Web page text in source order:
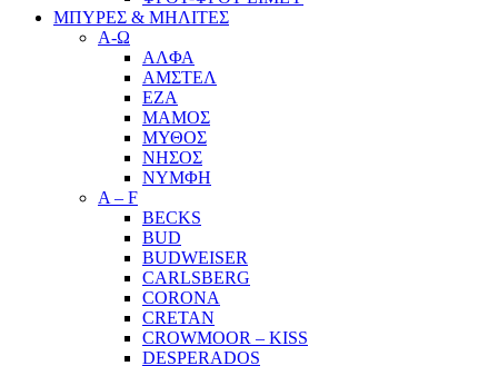
ΜΠΥΡΕΣ & ΜΗΛΙΤΕΣ
Α-Ω
ΑΛΦΑ
ΑΜΣΤΕΛ
ΕΖΑ
ΜΑΜΟΣ
ΜΥΘΟΣ
ΝΗΣΟΣ
ΝΥΜΦΗ
A – F
BECKS
BUD
BUDWEISER
CARLSBERG
CORONA
CRETAN
CROWMOOR – KISS
DESPERADOS